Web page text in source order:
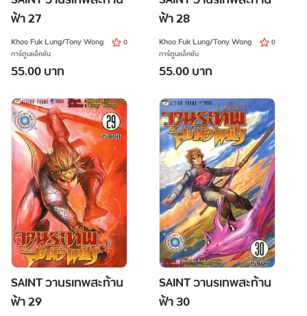
ฟ้า 27
Khoo Fuk Lung/Tony Wong 0
การ์ตูนแอ็คชั่น
55.00 บาท
ฟ้า 28
Khoo Fuk Lung/Tony Wong 0
การ์ตูนแอ็คชั่น
55.00 บาท
SAINT วานรเทพสะท้าน
ฟ้า 29
SAINT วานรเทพสะท้าน
ฟ้า 30